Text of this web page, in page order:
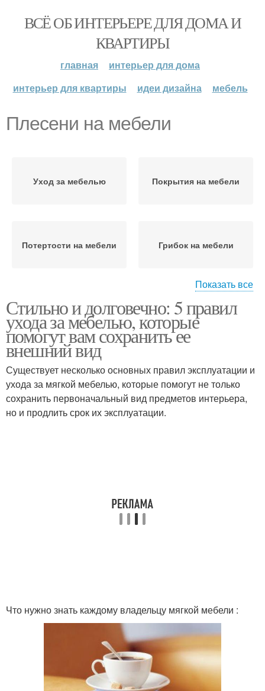
ВСЁ ОБ ИНТЕРЬЕРЕ ДЛЯ ДОМА И
КВАРТИРЫ
главная
интерьер для дома
интерьер для квартиры
идеи дизайна мебель
Плесени на мебели
Уход за мебелью Покрытия на мебели
Потертости на мебели Грибок на мебели
Мебели при перевозке
Неполированная
мебель
Пятна на мебели Повреждения на мебели
Показать все
Стильно и долговечно: 5 правил
ухода за мебелью, которые
помогут вам сохранить ее
внешний вид
Существует несколько основных правил эксплуатации и
ухода за мягкой мебелью, которые помогут не только
сохранить первоначальный вид предметов интерьера,
но и продлить срок их эксплуатации.
Что нужно знать каждому владельцу мягкой мебели :